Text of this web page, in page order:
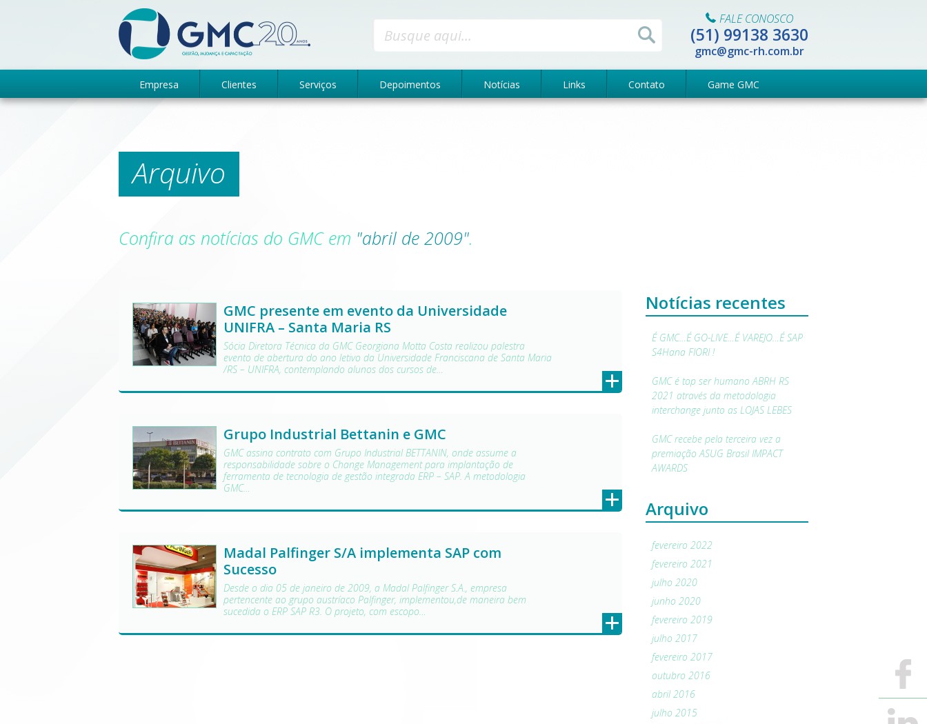
FALE CONOSCO
(51) 99138 3630
gmc@gmc-rh.com.br
Empresa Clientes Serviços Depoimentos Notícias Links Contato Game GMC
Arquivo
Confira as notícias do GMC em "abril de 2009".
Notícias recentes
É GMC…É GO-LIVE…É VAREJO…É SAP
S4Hana FIORI !
GMC é top ser humano ABRH RS
2021 através da metodologia
interchange junto as LOJAS LEBES
GMC recebe pela terceira vez a
premiação ASUG Brasil IMPACT
AWARDS
Arquivo
fevereiro 2022
fevereiro 2021
julho 2020
junho 2020
fevereiro 2019
julho 2017
fevereiro 2017
outubro 2016
abril 2016
julho 2015
GMC presente em evento da Universidade
UNIFRA – Santa Maria RS
Sócia Diretora Técnica da GMC Georgiana Motta Costa realizou palestra
evento de abertura do ano letivo da Universidade Franciscana de Santa Maria
/RS – UNIFRA, contemplando alunos dos cursos de…
Grupo Industrial Bettanin e GMC
GMC assina contrato com Grupo Industrial BETTANIN, onde assume a
responsabilidade sobre o Change Management para implantação de
ferramenta de tecnologia de gestão integrada ERP – SAP. A metodologia
GMC…
Madal Palfinger S/A implementa SAP com
Sucesso
Desde o dia 05 de janeiro de 2009, a Madal Palfinger S.A., empresa
pertencente ao grupo austríaco Palfinger, implementou,de maneira bem
sucedida o ERP SAP R3. O projeto, com escopo…